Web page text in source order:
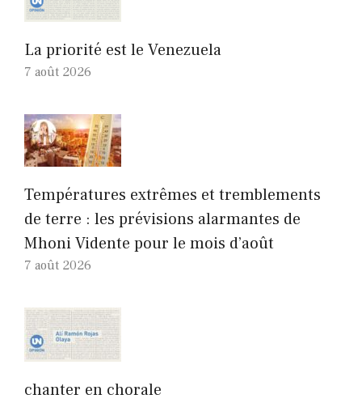
La priorité est le Venezuela
7 août 2026
Températures extrêmes et tremblements
de terre : les prévisions alarmantes de
Mhoni Vidente pour le mois d’août
7 août 2026
chanter en chorale